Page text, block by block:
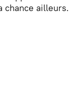
chance ailleurs.